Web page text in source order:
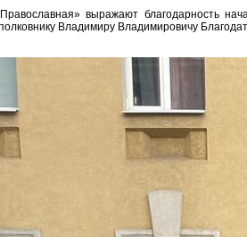
выражают благодарность
Владимиру Владимировичу